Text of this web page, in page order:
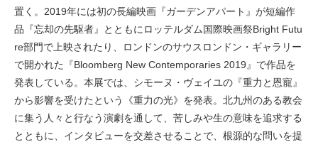
置く。2019年には初の長編映画『ガーデンアパート』が短編作
品『忘却の先駆者』とともにロッテルダム国際映画祭Bright Futu
re部門で上映されたり、ロンドンのサウスロンドン・ギャラリー
で開かれた『Bloomberg New Contemporaries 2019』で作品を
発表している。本展では、シモーヌ・ヴェイユの『重力と恩寵』
から影響を受けたという《重力の光》を発表。北九州のある教会
に集う人々と行なう演劇を通して、苦しみや生の意味を追求する
とともに、インタビューを交差させることで、根源的な問いを提